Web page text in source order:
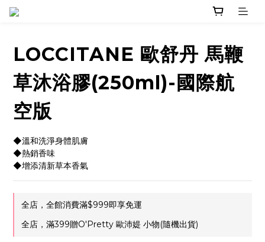
LOCCITANE 歐舒丹 馬鞭
草沐浴膠(250ml)-國際航
空版
◆溫和洗淨身體肌膚
◆熱銷香味
◆增添清新草本香氣
全店，全館消費滿$999即享免運
全店，滿399贈O'Pretty 歐沛媞 小物(隨機出貨)